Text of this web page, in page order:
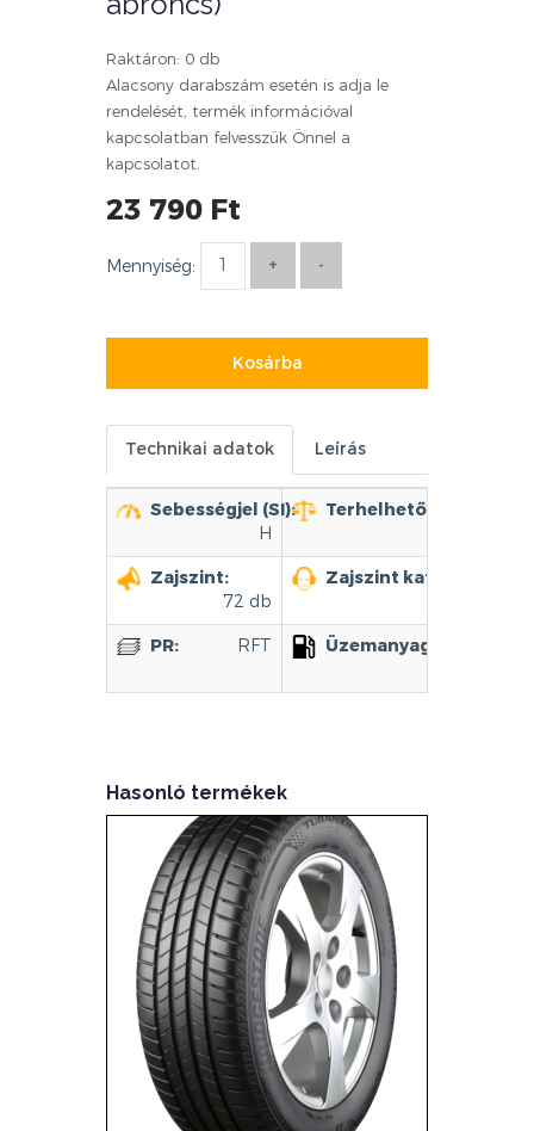
Raktáron: 0 db
Alacsony darabszám esetén is adja le
rendelését, termék információval
kapcsolatban felvesszük Önnel a
kapcsolatot.
23 790 Ft
Mennyiség:
Kosárba
Technikai adatok Leírás
Sebességjel (SI):
H
Terhelhetőség (LI):
Zajszint:
72 db
Zajszint kategória:
PR: RFT
Üzemanyag
Hasonló termékek